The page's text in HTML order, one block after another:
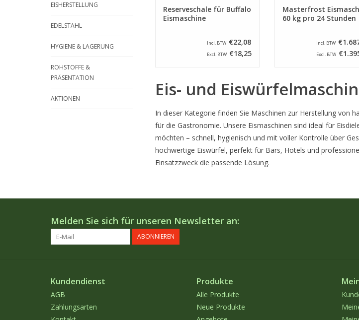
EISHERSTELLUNG
EDELSTAHL
HYGIENE & LAGERUNG
ROHSTOFFE &
PRÄSENTATION
AKTIONEN
Reserveschale für Buffalo
Eismaschine
Incl. BTW €22,08
Excl. BTW €18,25
Masterfrost
60 kg pro 24 Stunden
Incl. BTW
Excl. BTW
Eis- und
In dieser Kategorie finden Sie Maschinen zur Herstellung von
für die Gastronomie. Unsere Eismaschinen sind ideal für
möchten – schnell, hygienisch und mit voller Kontrolle über
hochwertige Eiswürfel, perfekt für Bars, Hotels und
Einsatzzweck die passende Lösung.
Melden Sie sich für unseren Newsletter an:
ABONNIEREN
Kundendienst
AGB
Zahlungsarten
Produkte
Alle Produkte
Neue Produkte